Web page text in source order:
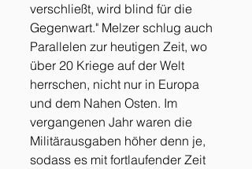
verschließt, wird blind für die
Gegenwart." Melzer schlug auch
Parallelen zur heutigen Zeit, wo
über 20 Kriege auf der Welt
herrschen, nicht nur in Europa
und dem Nahen Osten. Im
vergangenen Jahr waren die
Militärausgaben höher denn je,
sodass es mit fortlaufender Zeit